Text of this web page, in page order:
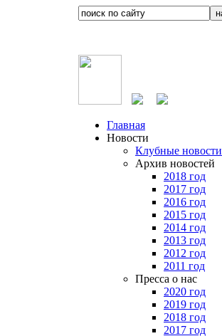
Главная
Новости
Клубные новости
Архив новостей
2018 год
2017 год
2016 год
2015 год
2014 год
2013 год
2012 год
2011 год
Пресса о нас
2020 год
2019 год
2018 год
2017 год